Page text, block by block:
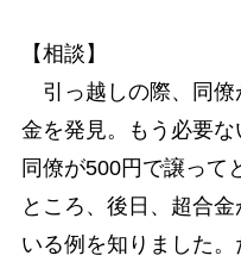
【相談】
引っ越しの際、同僚
金を発見。もう必要な
同僚が500円で譲って
ところ、後日、超合
いる例を知りました